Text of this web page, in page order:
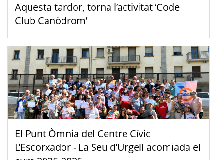
Aquesta tardor, torna l’activitat ‘Code
Club Canòdrom’
El Punt Òmnia del Centre Cívic
L’Escorxador - La Seu d’Urgell acomiada el